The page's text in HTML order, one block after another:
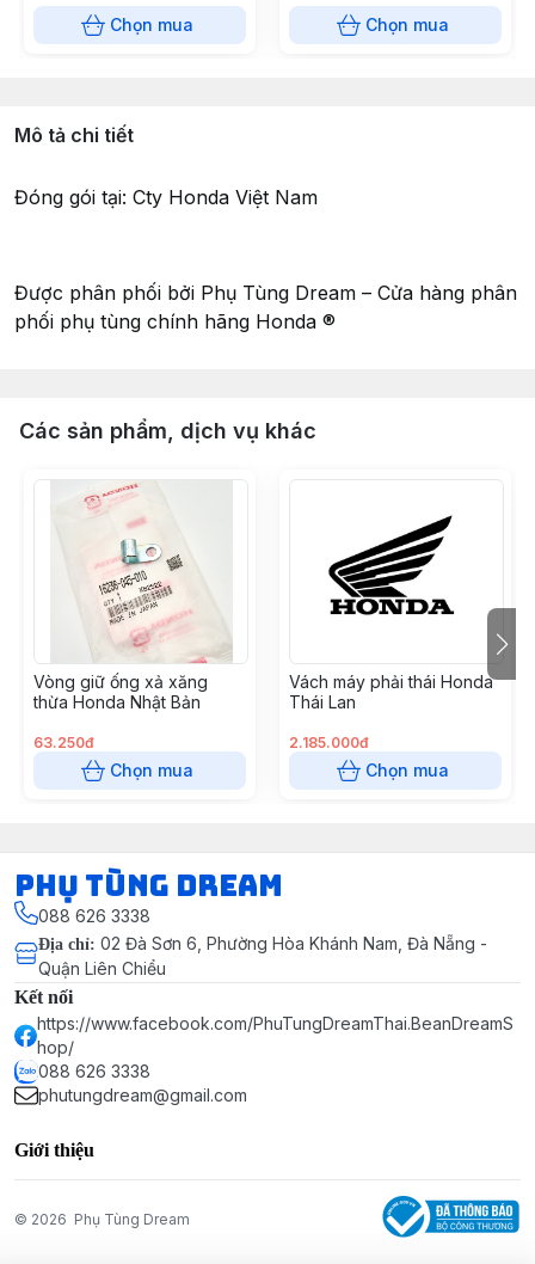
Chọn mua Chọn mua
Mô tả chi tiết
Đóng gói tại: Cty Honda Việt Nam
Được phân phối bởi Phụ Tùng Dream – Cửa hàng phân
phối phụ tùng chính hãng Honda ®
Các sản phẩm, dịch vụ khác
Vòng giữ ống xả xăng
thừa Honda Nhật Bản
63.250đ
Chọn mua
Vách máy phải thái Honda
Thái Lan
2.185.000đ
Chọn mua
Phụ Tùng Dream
088 626 3338
Địa chỉ: 02 Đà Sơn 6, Phường Hòa Khánh Nam, Đà Nẵng -
Quận Liên Chiểu
Kết nối
https://www.facebook.com/PhuTungDreamThai.BeanDreamS
hop/
088 626 3338
phutungdream@gmail.com
Giới thiệu
© 2026 Phụ Tùng Dream